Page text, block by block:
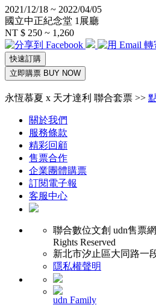
2021/12/18 ~ 2022/04/05
國立中正紀念堂 1展廳
NT $ 250 ~ 1,260
快速訂購
立即購票 BUY NOW
永恆慕夏 x 天才達利 聯合套票 >>
關於我們
服務條款
精彩回顧
售票合作
企業團體購票
訂閱電子報
客服中心
聯合數位文創 udn售票
Rights Reserved
新北市汐止區大同路一
隱私權聲明
udn Family